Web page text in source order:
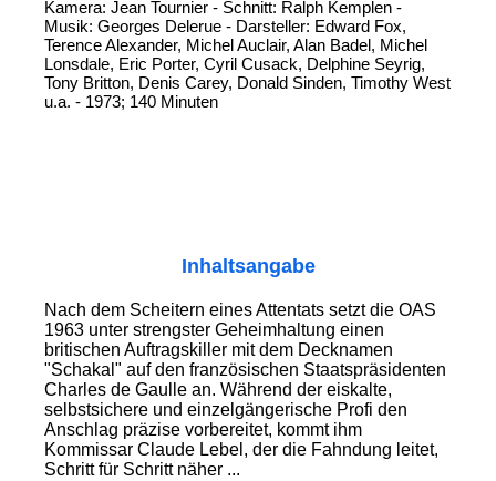
Kamera: Jean Tournier - Schnitt: Ralph Kemplen -
Musik: Georges Delerue - Darsteller: Edward Fox,
Terence Alexander, Michel Auclair, Alan Badel, Michel
Lonsdale, Eric Porter, Cyril Cusack, Delphine Seyrig,
Tony Britton, Denis Carey, Donald Sinden, Timothy West
u.a. - 1973; 140 Minuten
Inhaltsangabe
Nach dem Scheitern eines Attentats setzt die OAS
1963 unter strengster Geheimhaltung einen
britischen Auftragskiller mit dem Decknamen
"Schakal" auf den französischen Staatspräsidenten
Charles de Gaulle an. Während der eiskalte,
selbstsichere und einzelgängerische Profi den
Anschlag präzise vorbereitet, kommt ihm
Kommissar Claude Lebel, der die Fahndung leitet,
Schritt für Schritt näher ...